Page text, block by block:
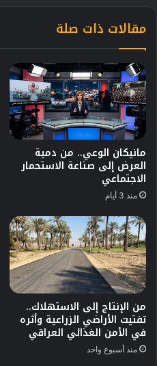
مقالات ذات صلة
مانيكان الوعي.. من دمية
العرض إلى صناعة الاستحمار
الاجتماعي
منذ 3 أيام
من الإنتاج إلى الاستهلاك..
تفتيت الأراضي الزراعية وأثره
في الأمن الغذائي العراقي
منذ أسبوع واحد